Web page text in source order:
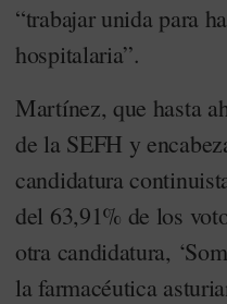
“trabajar unida para
hospitalaria”.
Martínez, que hasta
de la SEFH y
candidatura
del 63,91% de los
otra candidatura,
la farmacéutica